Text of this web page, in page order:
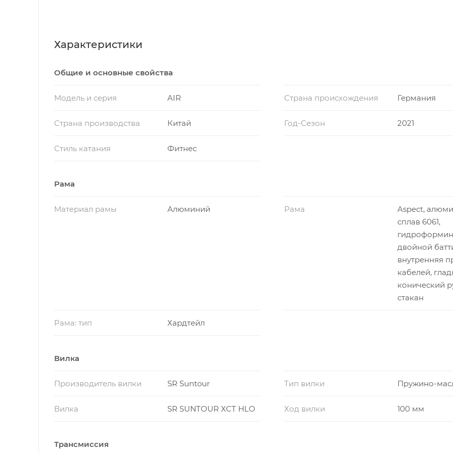
Характеристики
Общие и основные свойства
Модель и серия AIR Страна происхождения Германия
Страна производства Китай Год-Сезон 2021
Стиль катания Фитнес
Рама
Материал рамы Алюминий Рама
Aspect,
сплав 6061,
двойной
внутренняя
кабелей,
конический
стакан
Рама: тип Хардтейл
Вилка
Производитель вилки SR Suntour Тип вилки Пружино-
Вилка SR SUNTOUR XCT HLO Ход вилки 100 мм
Трансмиссия